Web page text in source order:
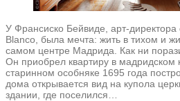
У Франсиско Бейвиде, арт-
Blanco, была мечта: жить в тихом и
самом центре Мадрида. Как ни
Он приобрел квартиру в мадридском
старинном особняке 1695 года
дома открывается вид на купола
здании, где поселился…